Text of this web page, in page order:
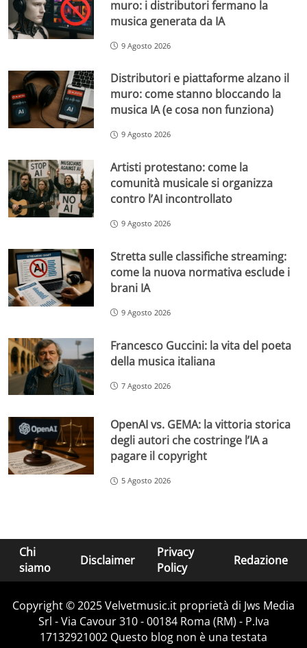
muro: i distributori fermano la
musica generata da IA
9 Agosto 2026
Distributori e piattaforme alzano il
muro: come stanno bloccando la
musica IA (e cosa non funziona)
9 Agosto 2026
Artisti protestano: come la
comunità musicale si organizza
contro l’AI incontrollato
9 Agosto 2026
Stretta sulle classifiche streaming:
come la nuova normativa esclude i
brani IA
9 Agosto 2026
Francesco Guccini: la vita del poeta
della musica italiana
7 Agosto 2026
OpenAI vs. GEMA: la vittoria storica
degli autori che costringe l’IA a
pagare il copyright
5 Agosto 2026
Chi
siamo
Disclaimer
Privacy
Policy
Redazione
Copyright © 2025 Velvetmusic.it proprietà di Jws Media
Srl - Via Cavour 310 - 00184 Roma (RM) - P.Iva
17132921002 Questo blog non è una testata